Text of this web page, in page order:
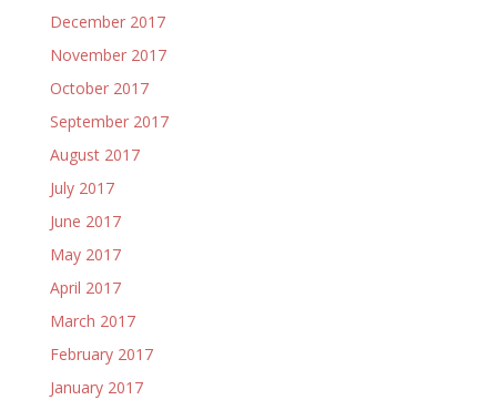
December 2017
November 2017
October 2017
September 2017
August 2017
July 2017
June 2017
May 2017
April 2017
March 2017
February 2017
January 2017